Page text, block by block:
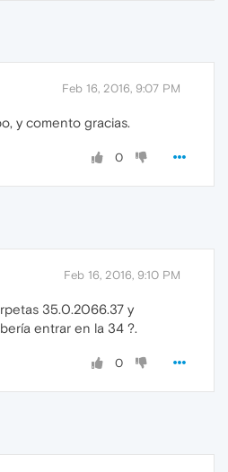
Feb 16, 2016, 9:07 PM
y comento gracias.
0
Feb 16, 2016, 9:10 PM
35.0.2066.37 y
entrar en la 34 ?.
0